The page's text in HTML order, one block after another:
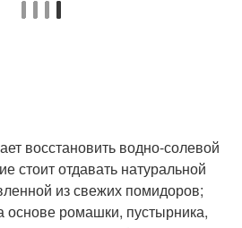
восстановить водно-солевой
стоит отдавать натуральной
из свежих помидоров;
основе ромашки, пустырника,